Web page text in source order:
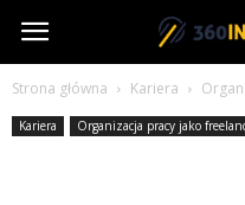
360interactive.pl
Strona główna Kariera
Kariera Organizacja pracy jako